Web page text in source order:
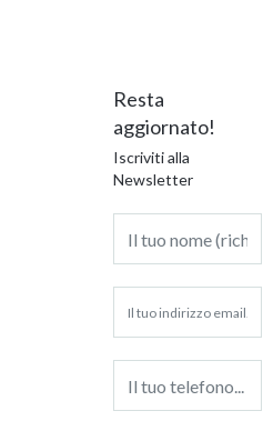
Resta
aggiornato!
Iscriviti alla
Newsletter